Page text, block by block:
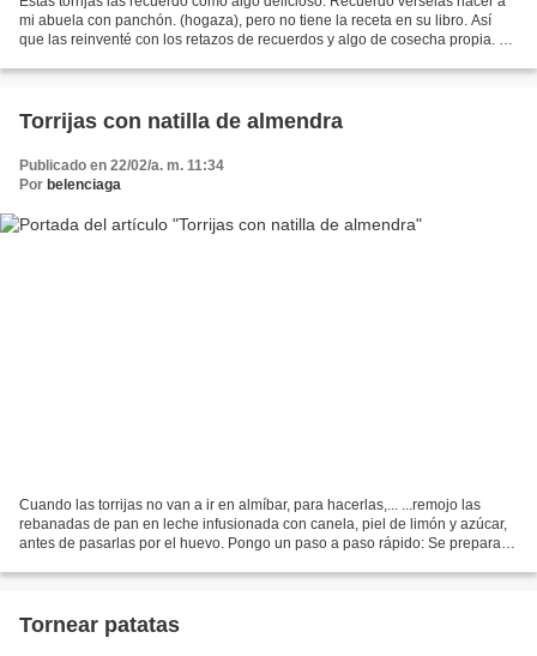
mi abuela con panchón. (hogaza), pero no tiene la receta en su libro. Así
que las reinventé con los retazos de recuerdos y algo de cosecha propia. Os
Torrijas con natilla de almendra
Publicado en 22/02/a. m. 11:34
Por belenciaga
Cuando las torrijas no van a ir en almíbar, para hacerlas,... ...remojo las
rebanadas de pan en leche infusionada con canela, piel de limón y azúcar,
antes de pasarlas por el huevo. Pongo un paso a paso rápido: Se prepara la
Tornear patatas